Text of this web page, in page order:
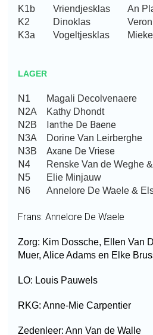
K1b
Vriendjesklas
An
K2
Dinoklas
K3a
Vogeltjesklas
LAGER
N1
Magali Decolvenaere
N2A
Kathy Dhondt
N2B
Ianthe De Baene
N3A
Dorine Van Leirberghe
N3B
Axane De Vriese
N4
Renske Van de Weghe
N5
Elie Minjauw
N6
Annelore De Waele &
Frans: Annelore De Waele
Zorg: Kim Dossche, Ellen Van
Muer, Alice Adams en Elke
LO: Louis Pauwels
RKG: Anne-Mie Carpentier
Zedenleer: Ann Van de Walle